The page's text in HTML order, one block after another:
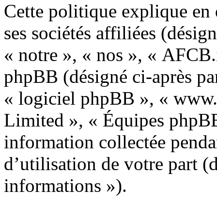
Cette politique explique
ses sociétés affiliées
« notre », « nos », «
phpBB (désigné ci-après
« logiciel phpBB », «
Limited », « Équipes
information collectée
d’utilisation de votre part
informations »).